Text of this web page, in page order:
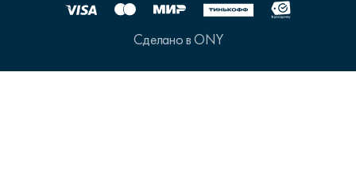
Сделано в ONY